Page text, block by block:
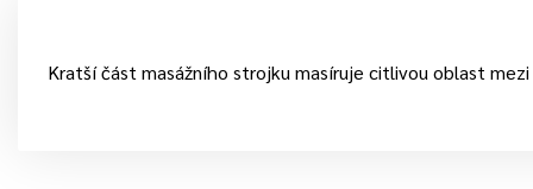
Kratší část masážního strojku masíruje citlivou oblast